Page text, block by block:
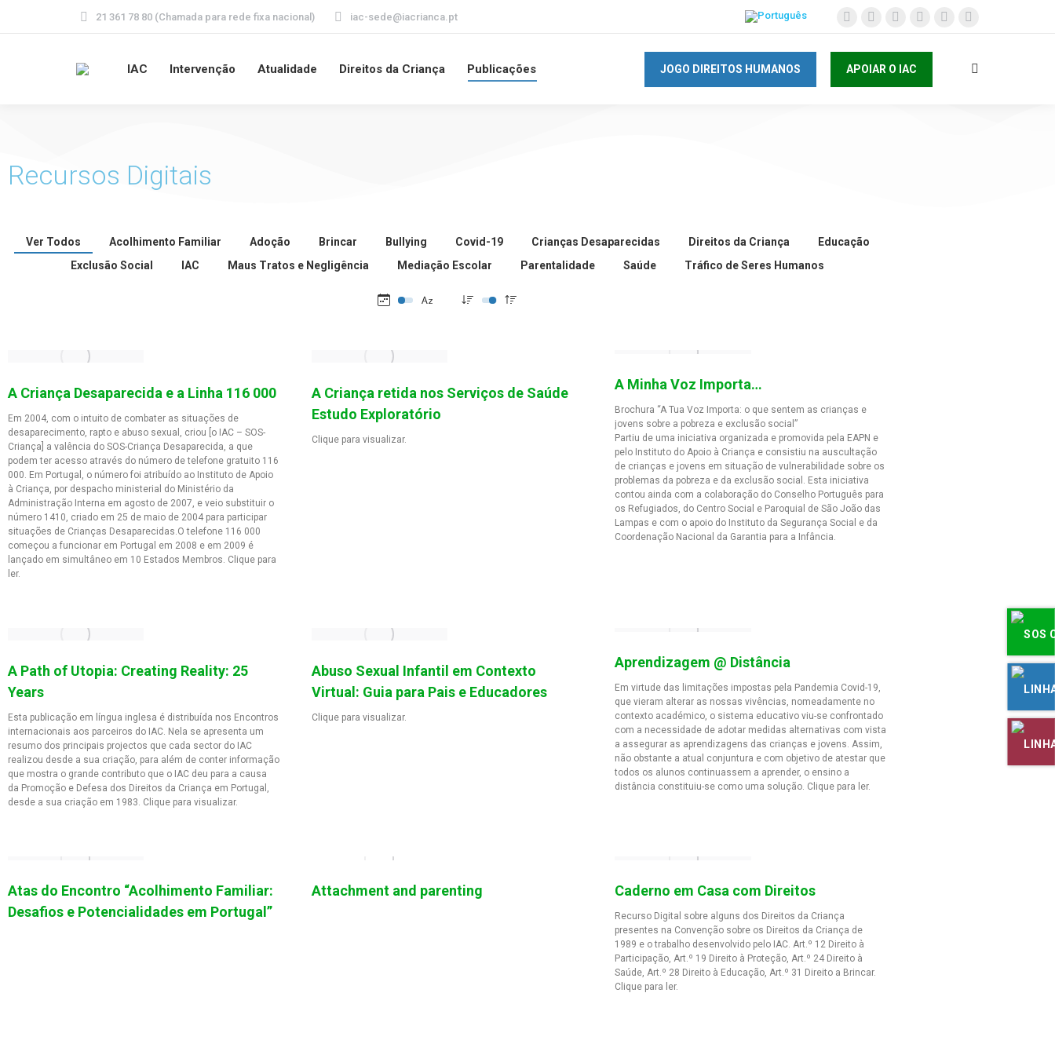
21 361 78 80 (Chamada para rede fixa nacional) iac-sede@iacrianca.pt
IAC Intervenção Atualidade Direitos da Criança Publicações JOGO DIREITOS HUMANOS APOIAR O IAC
Recursos Digitais
Ver Todos Acolhimento Familiar Adoção Brincar Bullying Covid-19 Crianças Desaparecidas Direitos da Criança
Educação
Exclusão Social
IAC Maus Tratos e Negligência Mediação Escolar Parentalidade Saúde Tráfico de Seres Humanos
A Criança Desaparecida e a Linha 116 000
Em 2004, com o intuito de combater as situações de
desaparecimento, rapto e abuso sexual, criou [o IAC – SOS-
Criança] a valência do SOS-Criança Desaparecida, a que
podem ter acesso através do número de telefone gratuito 116
000. Em Portugal, o número foi atribuído ao Instituto de Apoio
à Criança, por despacho ministerial do Ministério da
Administração Interna em agosto de 2007, e veio substituir o
número 1410, criado em 25 de maio de 2004 para participar
situações de Crianças Desaparecidas.O telefone 116 000
começou a funcionar em Portugal em 2008 e em 2009 é
lançado em simultâneo em 10 Estados Membros. Clique para
ler.
A Criança retida nos Serviços de Saúde
Estudo Exploratório
Clique para visualizar.
A Minha Voz Importa…
Brochura “A Tua Voz Importa: o que sentem as crianças e
jovens sobre a pobreza e exclusão social”
Partiu de uma iniciativa organizada e promovida pela EAPN e
pelo Instituto do Apoio à Criança e consistiu na auscultação
de crianças e jovens em situação de vulnerabilidade sobre os
problemas da pobreza e da exclusão social. Esta iniciativa
contou ainda com a colaboração do Conselho Português para
os Refugiados, do Centro Social e Paroquial de São João das
Lampas e com o apoio do Instituto da Segurança Social e da
Coordenação Nacional da Garantia para a Infância.
A Path of Utopia: Creating Reality: 25
Years
Esta publicação em língua inglesa é distribuída nos Encontros
internacionais aos parceiros do IAC. Nela se apresenta um
resumo dos principais projectos que cada sector do IAC
realizou desde a sua criação, para além de conter informação
que mostra o grande contributo que o IAC deu para a causa
da Promoção e Defesa dos Direitos da Criança em Portugal,
desde a sua criação em 1983. Clique para visualizar.
Abuso Sexual Infantil em Contexto
Virtual: Guia para Pais e Educadores
Clique para visualizar.
Aprendizagem @ Distância
Em virtude das limitações impostas pela Pandemia Covid-19,
que vieram alterar as nossas vivências, nomeadamente no
contexto académico, o sistema educativo viu-se confrontado
com a necessidade de adotar medidas alternativas com vista
a assegurar as aprendizagens das crianças e jovens. Assim,
não obstante a atual conjuntura e com objetivo de atestar que
todos os alunos continuassem a aprender, o ensino a
distância constituiu-se como uma solução. Clique para ler.
Atas do Encontro “Acolhimento Familiar:
Desafios e Potencialidades em Portugal”
Attachment and parenting Caderno em Casa com Direitos
Recurso Digital sobre alguns dos Direitos da Criança
presentes na Convenção sobre os Direitos da Criança de
1989 e o trabalho desenvolvido pelo IAC. Art.º 12 Direito à
Participação, Art.º 19 Direito à Proteção, Art.º 24 Direito à
Saúde, Art.º 28 Direito à Educação, Art.º 31 Direito a Brincar.
Clique para ler.